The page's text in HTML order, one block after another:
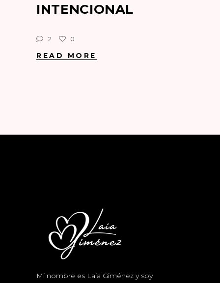
INTENCIONAL
2 0
READ MORE
Mi nombre es Laia Giménez y soy